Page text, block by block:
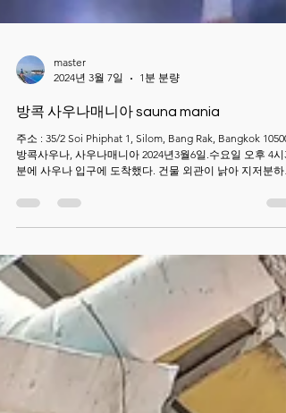
2024년 3월 7일
1분 분량
방콕 사우나매니아 sauna mania
주소 : 35/2 Soi Phiphat 1, Silom, Bang Rak, Bangkok 10500
분에 사우나 입구에 도착했다. 건물 외관이 낡아 지저분하
큰 자물쇠와 손수건만한 작은 수건 한 장을 준다. 안쪽 한켠
헬스장에 여러가지 운동 기구가 보이고 2~3명이 운동을 열
히 하고 있다. 곧바로 락커룸에서 옷을 갈아입고 3층으로 올
라갔다. 조명이 어두운 컴컴한 미로속에 작은 방들이 있었
정말 많은 사람들이 왔다 갔다 한다. 30~40대인 듯 보이는
양인들이 대부분이었고 시끄럽게 떠드는 애들은 전부 중국
이었다. 서양인들도 10여명 정도 보여 전부 합쳐 약 50명 정
가 왔다 갔다 하면서 서로를 탐닉하고 있었다. 내 또래의 중
백인이 내가 맘에 들었는지 가볍